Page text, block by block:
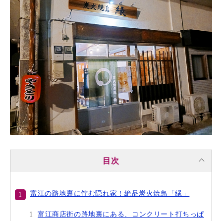
目次
富江の路地裏に佇む隠れ家！絶品炭火焼鳥「縁」
富江商店街の路地裏にある、コンクリート打ちっぱ